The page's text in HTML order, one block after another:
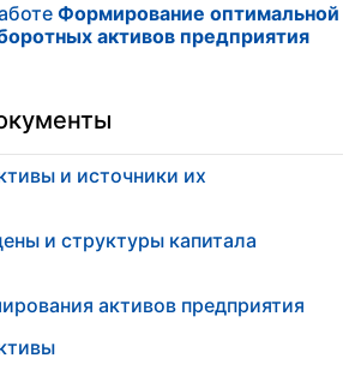
Формирование оптимальной
активов предприятия
и источники их
и структуры капитала
активов предприятия